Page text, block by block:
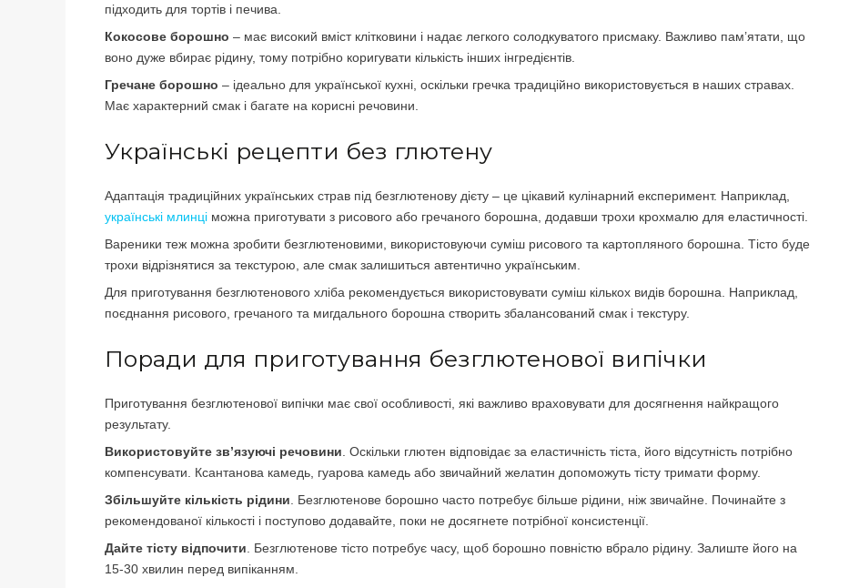
підходить для тортів і печива.
Кокосове борошно – має високий вміст клітковини і надає легкого солодкуватого присмаку. Важливо пам’ятати, що
воно дуже вбирає рідину, тому потрібно коригувати кількість інших інгредієнтів.
Гречане борошно – ідеально для української кухні, оскільки гречка традиційно використовується в наших стравах.
Має характерний смак і багате на корисні речовини.
Українські рецепти без глютену
Адаптація традиційних українських страв під безглютенову дієту – це цікавий кулінарний експеримент. Наприклад,
українські млинці можна приготувати з рисового або гречаного борошна, додавши трохи крохмалю для еластичності.
Вареники теж можна зробити безглютеновими, використовуючи суміш рисового та картопляного борошна. Тісто буде
трохи відрізнятися за текстурою, але смак залишиться автентично українським.
Для приготування безглютенового хліба рекомендується використовувати суміш кількох видів борошна. Наприклад,
поєднання рисового, гречаного та мигдального борошна створить збалансований смак і текстуру.
Поради для приготування безглютенової випічки
Приготування безглютенової випічки має свої особливості, які важливо враховувати для досягнення найкращого
результату.
Використовуйте зв’язуючі речовини. Оскільки глютен відповідає за еластичність тіста, його відсутність потрібно
компенсувати. Ксантанова камедь, гуарова камедь або звичайний желатин допоможуть тісту тримати форму.
Збільшуйте кількість рідини. Безглютенове борошно часто потребує більше рідини, ніж звичайне. Починайте з
рекомендованої кількості і поступово додавайте, поки не досягнете потрібної консистенції.
Дайте тісту відпочити. Безглютенове тісто потребує часу, щоб борошно повністю вбрало рідину. Залиште його на
15-30 хвилин перед випіканням.